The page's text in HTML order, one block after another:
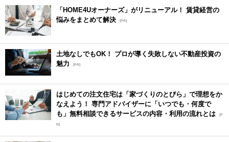
「HOME4Uオーナーズ」がリニューアル！ 賃貸経営の
悩みをまとめて解決 [PR]
土地なしでもOK！ プロが導く失敗しない不動産投資の
魅力
[PR]
はじめての注文住宅は「家づくりのとびら」で理想をか
なえよう！ 専門アドバイザーに「いつでも・何度で
も」無料相談できるサービスの内容・利用の流れとは [P
R]